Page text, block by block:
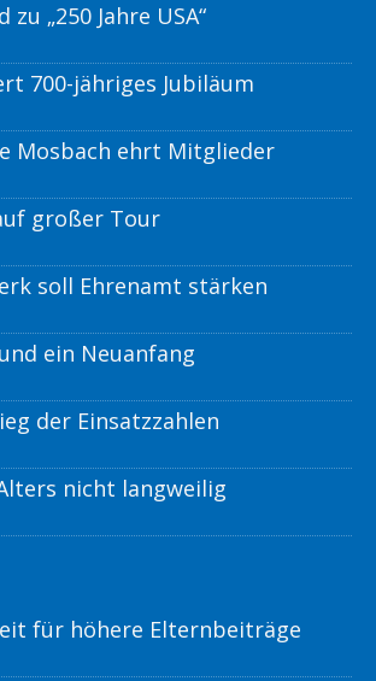
„250 Jahre USA“
700-jähriges Jubiläum
Mosbach ehrt Mitglieder
großer Tour
soll Ehrenamt stärken
ein Neuanfang
der Einsatzzahlen
nicht langweilig
für höhere Elternbeiträge